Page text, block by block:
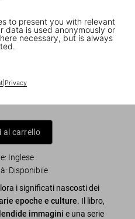
to present you with relevant
data is used anonymously or
necessary, but is always
| Privacy
/ 8
Reflections on
al carrello
Inglese
: Disponibile
i significati nascosti dei
epoche e culture. Il libro,
immagini e una serie